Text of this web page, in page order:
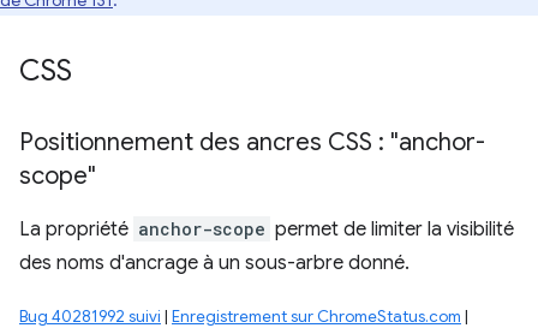
CSS
Positionnement des ancres CSS : "anchor-
scope"
La propriété anchor-scope permet de limiter la visibilité
des noms d'ancrage à un sous-arbre donné.
Bug 40281992 suivi | Enregistrement sur ChromeStatus.com |